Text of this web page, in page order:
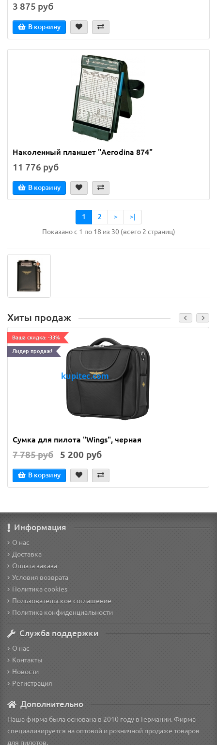
3 875 руб
В корзину
Наколенный планшет "Aerodina 874"
11 776 руб
В корзину
1 2 >
>|
Показано с 1 по 18 из 30 (всего 2 страниц)
Хиты продаж
Ваша скидка: -33%
Лидер продаж!
Сумка для пилота "Wings", черная
7 785 руб 5 200 руб
В корзину
Информация
О нас
Доставка
Оплата заказа
Условия возврата
Политика cookies
Пользовательское соглашение
Политика конфиденциальности
Служба поддержки
О нас
Контакты
Новости
Регистрация
Дополнительно
Наша фирма была основана в 2010 году в Германии. Фирма
специализируется на оптовой и розничной продаже товаров
для пилотов.